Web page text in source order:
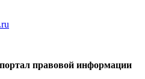
правовой информации